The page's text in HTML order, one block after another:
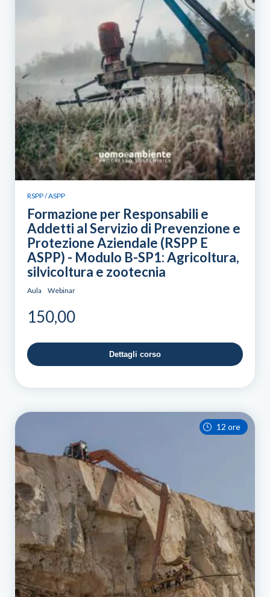
RSPP / ASPP
Formazione per Responsabili e
Addetti al Servizio di Prevenzione e
Protezione Aziendale (RSPP E
ASPP) - Modulo B-SP1: Agricoltura,
silvicoltura e zootecnia
Aula Webinar
150,00
Dettagli corso
12 ore